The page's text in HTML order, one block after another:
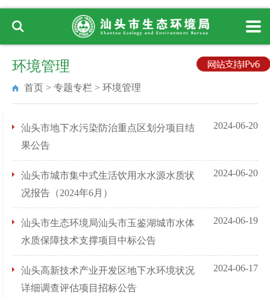
环境管理
首页 > 专题专栏 > 环境管理
汕头市地下水污染防治重点区划分项目结
果公告
2024-06-20
汕头市城市集中式生活饮用水水源水质状
况报告（2024年6月）
2024-06-20
汕头市生态环境局汕头市玉鉴湖城市水体
水质保障技术支撑项目中标公告
2024-06-19
汕头高新技术产业开发区地下水环境状况
详细调查评估项目招标公告
2024-06-17